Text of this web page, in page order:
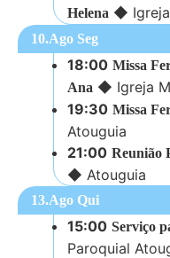
Helena ◆
10.Ago Seg
18:00 Missa
Ana ◆ Igreja
19:30 Missa
Atouguia
21:00 Reunião
◆ Atouguia
13.Ago Qui
15:00 Serviço
Paroquial